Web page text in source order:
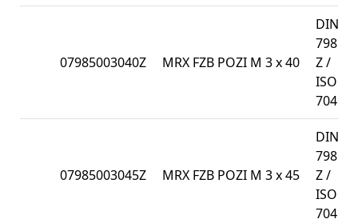
07985003040Z MRX FZB POZI M 3 x 40
DIN
7985-
Z /
ISO
7045
07985003045Z MRX FZB POZI M 3 x 45
DIN
7985-
Z /
ISO
7045